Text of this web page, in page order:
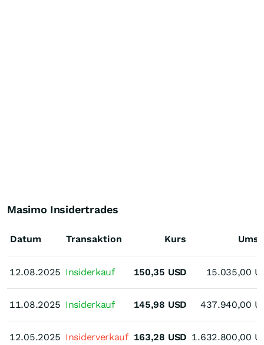
Masimo Insidertrades
Datum
12.08.2025
11.08.2025
12.05.2025
Transaktion Kurs
12.08.2025 Insiderkauf 150,35 USD 15.035,00
11.08.2025 Insiderkauf 145,98 USD 437.940,00
12.05.2025 Insiderverkauf 163,28 USD 1.632.800,00